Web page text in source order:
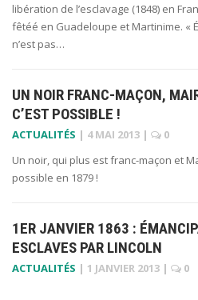
libération de l’esclavage (1848) en
fêtéé en Guadeloupe et Martinime. «
n’est pas…
UN NOIR FRANC-MAÇON,
C’EST POSSIBLE !
ACTUALITÉS | 4 MAI 2013 |
0
Un noir, qui plus est franc-maçon et
possible en 1879 !
1ER JANVIER 1863 :
ESCLAVES PAR LINCOLN
ACTUALITÉS | 1 JANVIER 2013 | 0